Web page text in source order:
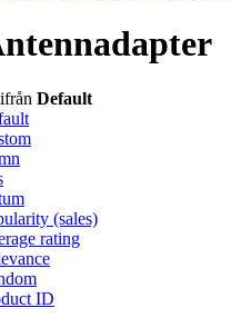
Default
(sales)
rating
ID